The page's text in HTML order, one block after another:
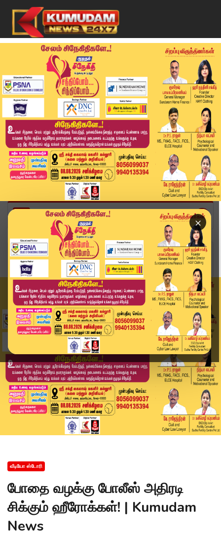
×
Home
வீடியோ ஸ்டோரி
போதை வழக்கு போலீஸ் அதிரடி சிக்கும் ஹீரோக்கள்! |...
வீடியோ ஸ்டோரி
போதை வழக்கு போலீஸ் அதிரடி
சிக்கும் ஹீரோக்கள்! | Kumudam
News